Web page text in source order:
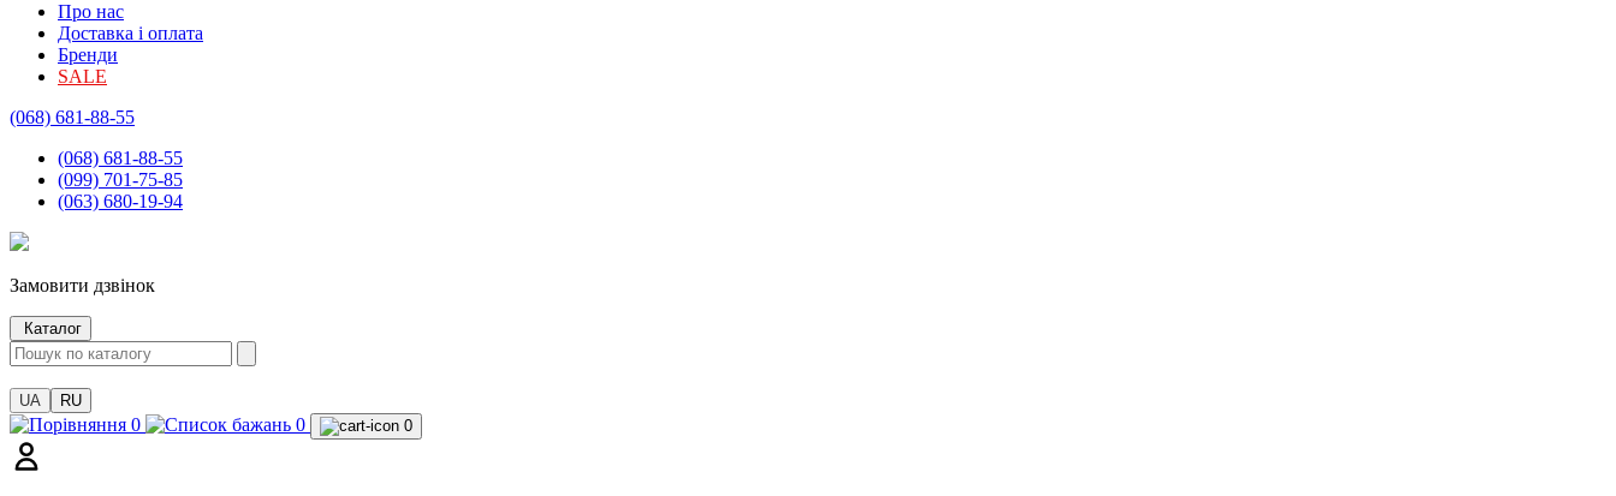
Про нас
Доставка і оплата
Бренди
SALE
(068) 681-88-55
(068) 681-88-55
(099) 701-75-85
(063) 680-19-94
Замовити дзвінок
Каталог
UA RU
0 0 0